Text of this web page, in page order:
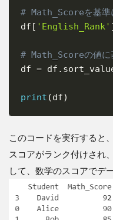
# Math_Scoreを基準
df [ 'English_Rank'
# Math_Scoreの値に
df = df .
print (df)
このコードを実行すると
スコアがランク付けされ
して、数学のスコアでデ